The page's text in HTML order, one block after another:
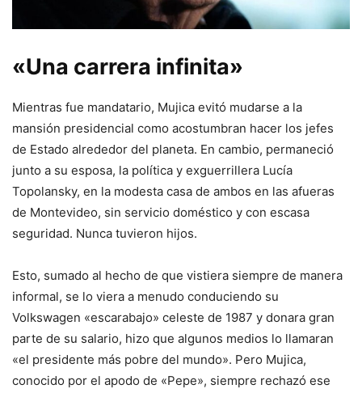
«Una carrera infinita»
Mientras fue mandatario, Mujica evitó mudarse a la
mansión presidencial como acostumbran hacer los jefes
de Estado alrededor del planeta. En cambio, permaneció
junto a su esposa, la política y exguerrillera Lucía
Topolansky, en la modesta casa de ambos en las afueras
de Montevideo, sin servicio doméstico y con escasa
seguridad. Nunca tuvieron hijos.
Esto, sumado al hecho de que vistiera siempre de manera
informal, se lo viera a menudo conduciendo su
Volkswagen «escarabajo» celeste de 1987 y donara gran
parte de su salario, hizo que algunos medios lo llamaran
«el presidente más pobre del mundo». Pero Mujica,
conocido por el apodo de «Pepe», siempre rechazó ese